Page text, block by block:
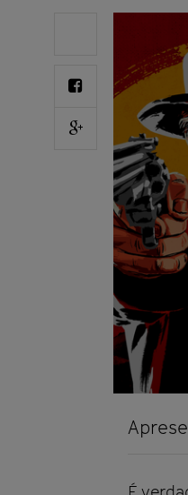
Share
Facebook
Share
Google